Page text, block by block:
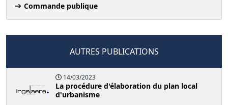
Commande publique
AUTRES PUBLICATIONS
14/03/2023
La procédure d'élaboration du plan local
d'urbanisme